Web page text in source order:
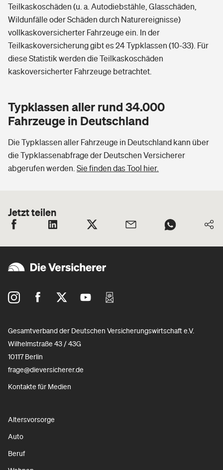
Teilkaskoschäden (u. a. Autodiebstähle, Glasschäden,
Wildunfälle oder Schäden durch Naturereignisse)
vollkaskoversicherter Fahrzeuge ein. In der
Teilkaskoversicherung gibt es 24 Typklassen (10-33). Für
diese Statistik werden die Teilkaskoschäden
kaskoversicherter Fahrzeuge betrachtet.
Typklassen aller rund 34.000
Fahrzeuge in Deutschland
Die Typklassen aller Fahrzeuge in Deutschland kann über
die Typklassenabfrage der Deutschen Versicherer
abgerufen werden. Sie finden das Tool hier.
Jetzt teilen
Gesamtverband der Deutschen Versicherungswirtschaft e.V.
Wilhelmstraße 43 / 43G
10117 Berlin
frage@dieversicherer.de
Kontakte für Medien
Altersvorsorge
Auto
Beruf